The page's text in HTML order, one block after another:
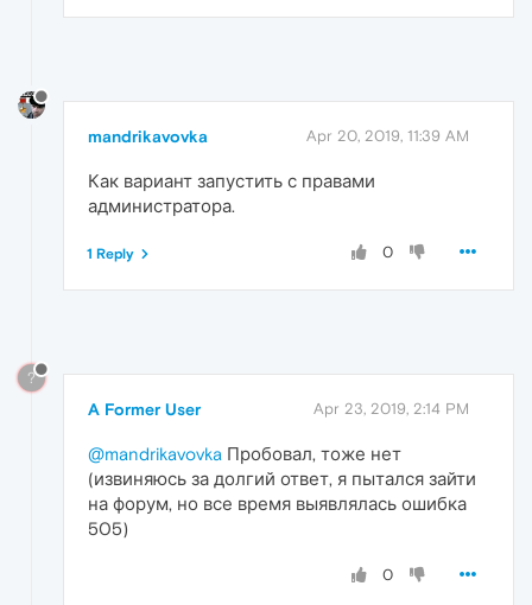
mandrikavovka Apr 20, 2019, 11:39 AM
Как вариант запустить с правами
администратора.
0
1 Reply
?
A Former User Apr 23, 2019, 2:14 PM
@mandrikavovka Пробовал, тоже нет
(извиняюсь за долгий ответ, я пытался зайти
на форум, но все время выявлялась ошибка
505)
0